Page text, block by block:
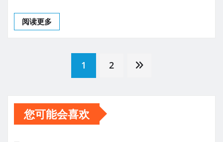
阅读更多
章
分
1 2
您可能会喜欢